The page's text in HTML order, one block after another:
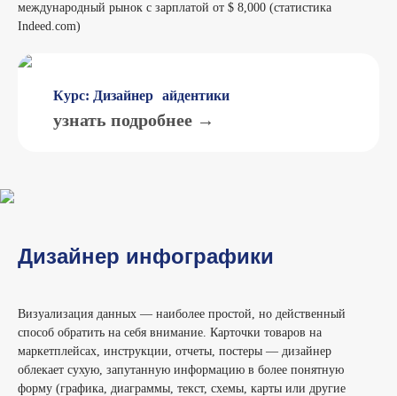
международный рынок с зарплатой от $ 8,000 (статистика
Indeed.com)
Курс: Дизайнер айдентики
узнать подробнее →
Дизайнер инфографики
Визуализация данных — наиболее простой, но действенный
способ обратить на себя внимание. Карточки товаров на
маркетплейсах, инструкции, отчеты, постеры — дизайнер
облекает сухую, запутанную информацию в более понятную
форму (графика, диаграммы, текст, схемы, карты или другие